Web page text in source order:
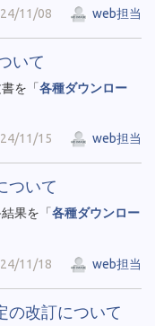
11/08 web担当
いて
を「各種ダウンロー
11/15 web担当
ついて
果を「各種ダウンロー
11/18 web担当
改訂について